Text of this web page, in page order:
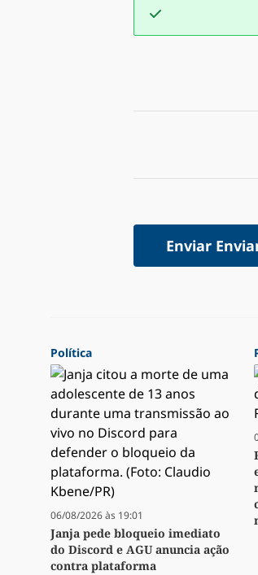
Enviar
Política
06/08/2026 às 19:01
Janja pede bloqueio imediato
do Discord e AGU anuncia ação
contra plataforma